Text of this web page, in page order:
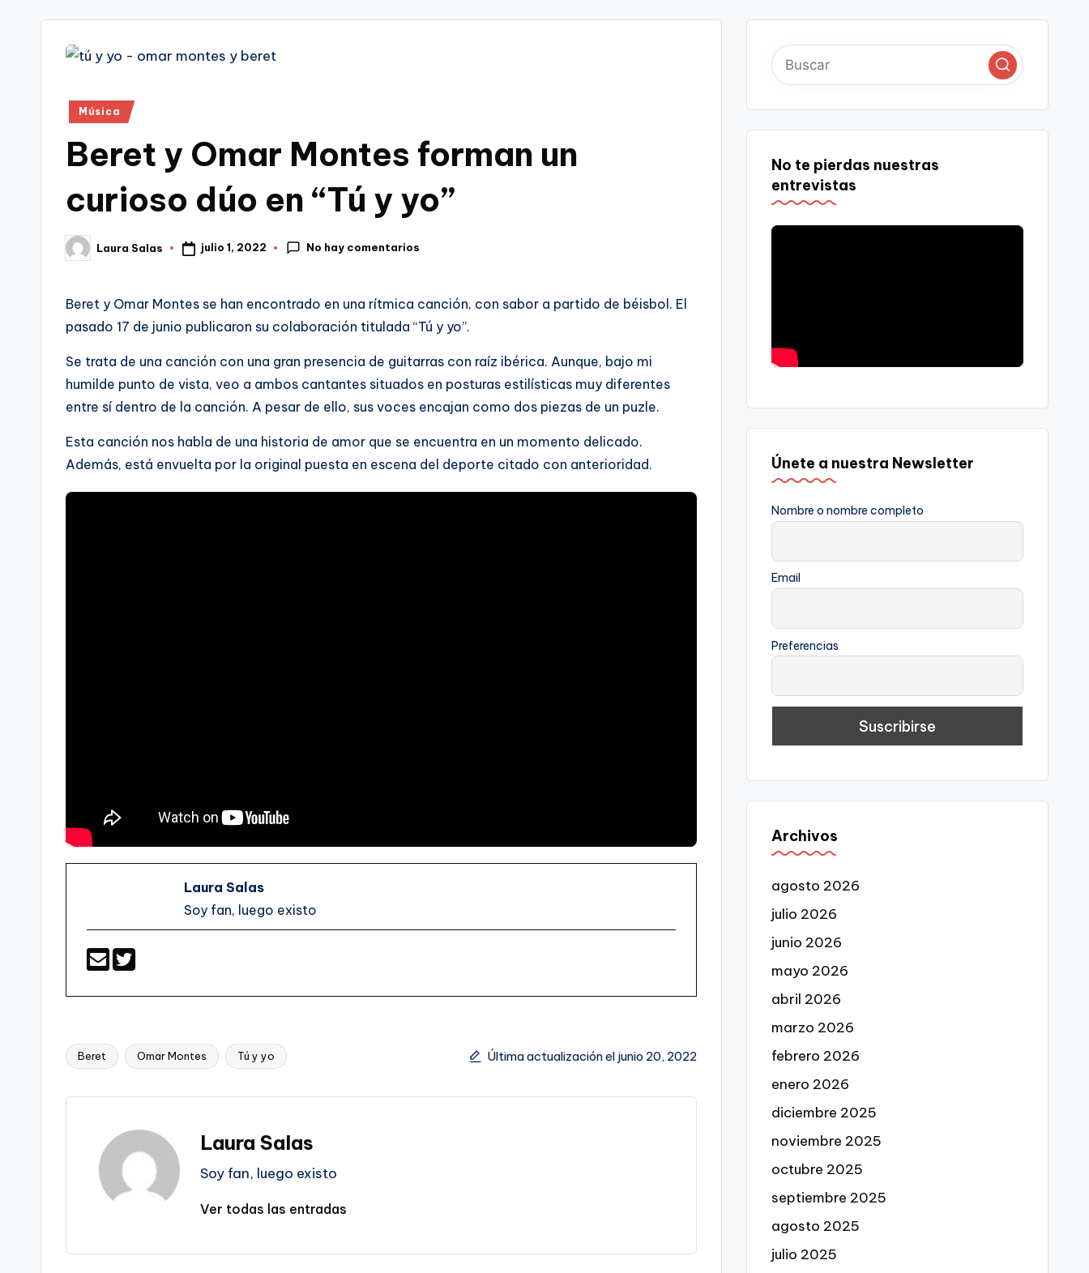
Publicado
Música
Beret y Omar Montes forman un
curioso dúo en “Tú y yo”
Publicado
por
Laura Salas julio 1, 2022 No hay comentarios
Beret y Omar Montes se han encontrado en una rítmica canción, con sabor a partido de béisbol. El
pasado 17 de junio publicaron su colaboración titulada “Tú y yo”.
Se trata de una canción con una gran presencia de guitarras con raíz ibérica. Aunque, bajo mi
humilde punto de vista, veo a ambos cantantes situados en posturas estilísticas muy diferentes
entre sí dentro de la canción. A pesar de ello, sus voces encajan como dos piezas de un puzle.
Esta canción nos habla de una historia de amor que se encuentra en un momento delicado.
Además, está envuelta por la original puesta en escena del deporte citado con anterioridad.
Laura Salas
Soy fan, luego existo
Etiquetas:
Beret Omar Montes Tú y yo Última actualización el junio 20, 2022
Laura Salas
Soy fan, luego existo
Ver todas las entradas
No te pierdas nuestras
entrevistas
Únete a nuestra Newsletter
Nombre o nombre completo
Email
Preferencias
Archivos
agosto 2026
julio 2026
junio 2026
mayo 2026
abril 2026
marzo 2026
febrero 2026
enero 2026
diciembre 2025
noviembre 2025
octubre 2025
septiembre 2025
agosto 2025
julio 2025